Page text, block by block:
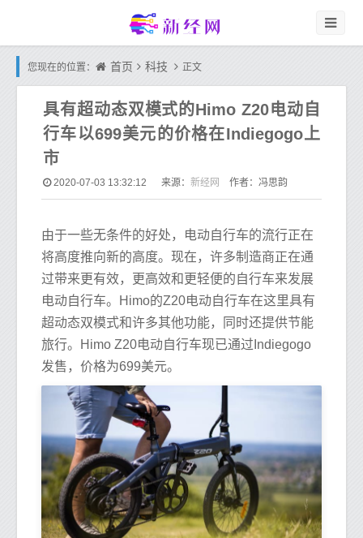
您现在的位置： 首页 科技 正文
具有超动态双模式的Himo Z20电动自
行车以699美元的价格在Indiegogo上
市
2020-07-03 13:32:12 来源： 新经网 作者：冯思韵
由于一些无条件的好处，电动自行车的流行正在
将高度推向新的高度。现在，许多制造商正在通
过带来更有效，更高效和更轻便的自行车来发展
电动自行车。Himo的Z20电动自行车在这里具有
超动态双模式和许多其他功能，同时还提供节能
旅行。Himo Z20电动自行车现已通过Indiegogo
发售，价格为699美元。